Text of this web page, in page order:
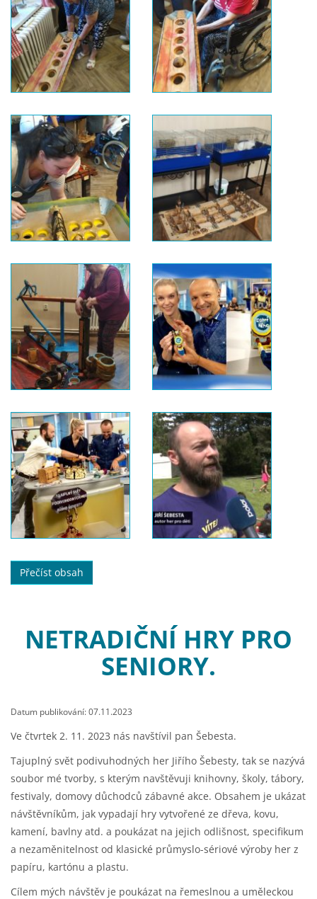
Přečíst obsah
NETRADIČNÍ HRY PRO
SENIORY.
Datum publikování: 07.11.2023
Ve čtvrtek 2. 11. 2023 nás navštívil pan Šebesta.
Tajuplný svět podivuhodných her Jiřího Šebesty, tak se nazývá
soubor mé tvorby, s kterým navštěvuji knihovny, školy, tábory,
festivaly, domovy důchodců zábavné akce. Obsahem je ukázat
návštěvníkům, jak vypadají hry vytvořené ze dřeva, kovu,
kamení, bavlny atd. a poukázat na jejich odlišnost, specifikum
a nezaměnitelnost od klasické průmyslo-sériové výroby her z
papíru, kartónu a plastu.
Cílem mých návštěv je poukázat na řemeslnou a uměleckou